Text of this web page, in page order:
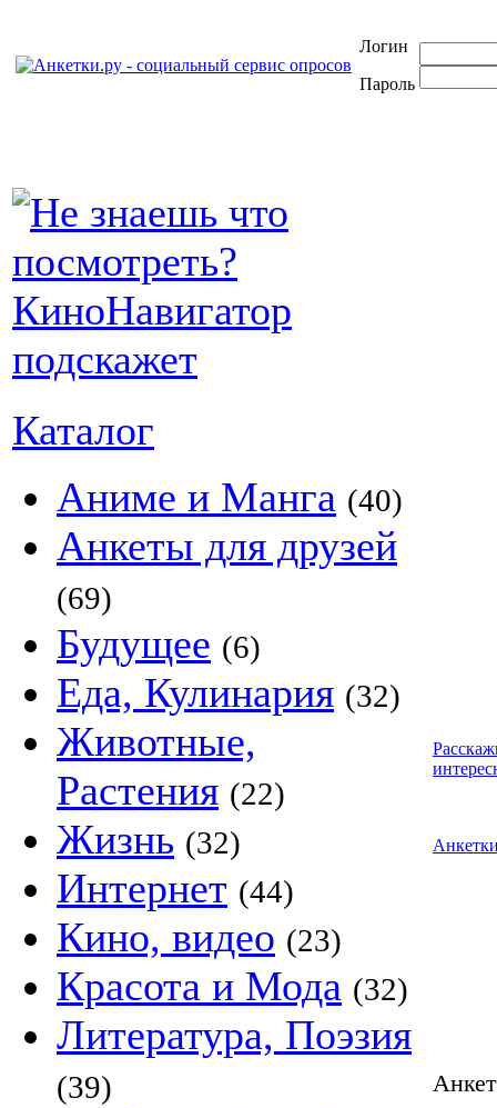
Логин
Пароль
Каталог
Аниме и Манга (40)
Анкеты для друзей
(69)
Будущее (6)
Еда, Кулинария (32)
Животные,
Растения (22)
Жизнь (32)
Интернет (44)
Кино, видео (23)
Красота и Мода (32)
Литература, Поэзия
(39)